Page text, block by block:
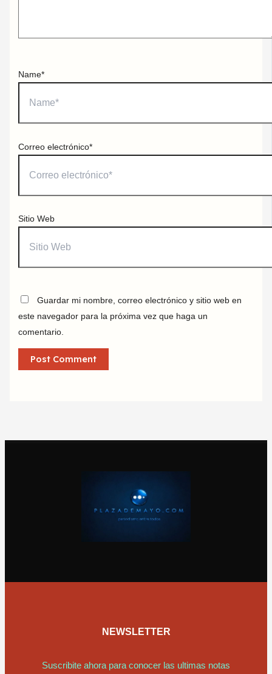
Name*
Correo electrónico*
Sitio Web
Guardar mi nombre, correo electrónico y sitio web en
este navegador para la próxima vez que haga un
comentario.
NEWSLETTER
Suscribite ahora para conocer las ultimas notas